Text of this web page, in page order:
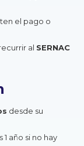
el pago o
al SERNAC
desde su
año si no hay